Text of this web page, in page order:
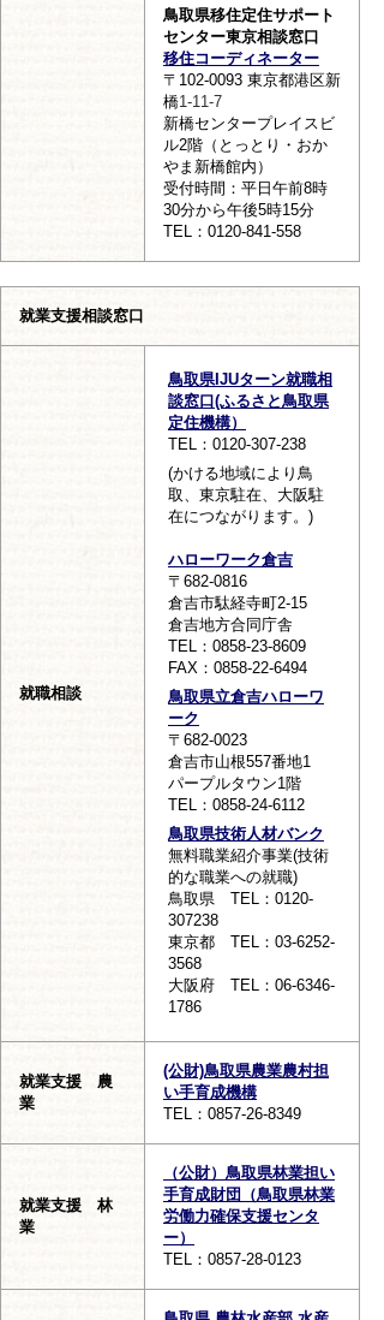
鳥取県移住定住サポート
センター東京相談窓口
移住コーディネーター
〒102-0093 東京都港区新
橋1-11-7
新橋センタープレイスビ
ル2階（とっとり・おか
やま新橋館内）
受付時間：平日午前8時
30分から午後5時15分
TEL：0120-841-558
就業支援相談窓口
就職相談
鳥取県IJUターン就職相
談窓口(ふるさと鳥取県
定住機構）
TEL：0120-307-238
(かける地域により鳥
取、東京駐在、大阪駐
在につながります。)
ハローワーク倉吉
〒682-0816
倉吉市駄経寺町2-15
倉吉地方合同庁舎
TEL：0858-23-8609
FAX：0858-22-6494
鳥取県立倉吉ハローワ
ーク
〒682-0023
倉吉市山根557番地1
パープルタウン1階
TEL：0858-24-6112
鳥取県技術人材バンク
無料職業紹介事業(技術
的な職業への就職)
鳥取県 TEL：0120-
307238
東京都 TEL：03-6252-
3568
大阪府 TEL：06-6346-
1786
就業支援 農
業
(公財)鳥取県農業農村担
い手育成機構
TEL：0857-26-8349
就業支援 林
業
（公財）鳥取県林業担い
手育成財団（鳥取県林業
労働力確保支援センタ
ー）
TEL：0857-28-0123